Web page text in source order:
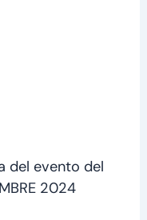
del evento del
2024